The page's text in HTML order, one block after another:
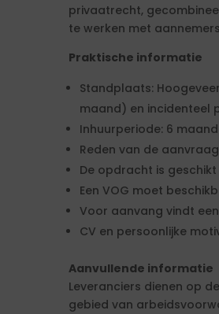
privaatrecht,
te werken met
Praktische informatie
Standplaats:
maand) en incidenteel
Inhuurperiode: 6
Reden van de
De opdracht is
Een VOG moet
Voor aanvang vindt
CV en persoonlijke
Aanvullende informatie
Leveranciers dienen op
gebied van